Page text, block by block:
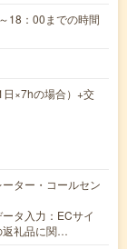
18：00までの時間
×7hの場合）+交
ター・コールセン
タ入力：ECサイ
返礼品に関…